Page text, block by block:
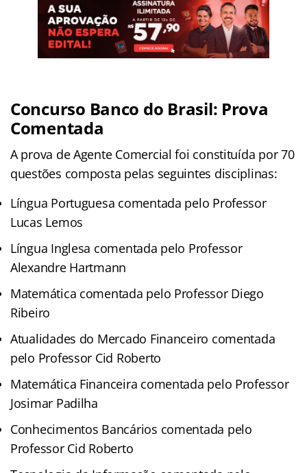
Concurso Banco do Brasil: Prova
Comentada
A prova de Agente Comercial foi constituída por 70
questões composta pelas seguintes disciplinas:
Língua Portuguesa comentada pelo Professor
Lucas Lemos
Língua Inglesa comentada pelo Professor
Alexandre Hartmann
Matemática comentada pelo Professor Diego
Ribeiro
Atualidades do Mercado Financeiro comentada
pelo Professor Cid Roberto
Matemática Financeira comentada pelo Professor
Josimar Padilha
Conhecimentos Bancários comentada pelo
Professor Cid Roberto